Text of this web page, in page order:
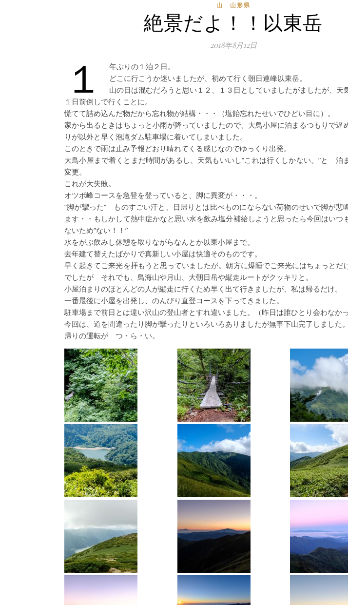
山 山形県
絶景だよ！！以東岳
2018年8月12日
１
年ぶりの１泊２日。
どこに行こうか迷いましたが、初めて行く朝日連峰以東岳。
山の日は混むだろうと思い１２、１３日としていましたがましたが、天
１日前倒しで行くことに。
慌てて詰め込んだ物だから忘れ物が結構・・・（塩飴忘れたせいでひどい目に）。
家から出るときはちょっと小雨が降っていましたので、大鳥小屋に泊まるつもりで遅
りが以外と早く泡滝ダム駐車場に着いてしまいました。
このときで雨は止み予報どおり晴れてくる感じなのでゆっくり出発。
大鳥小屋まで着くとまだ時間があるし、天気もいいし”これは行くしかない。”と 泊
変更。
これが大失敗。
オツボ峰コースを急登を登っていると、脚に異変が・・・。
”脚が攣った” ものすごい汗と、日帰りとは比べものにならない荷物のせいで脚が悲
ます・・もしかして熱中症かなと思い水を飲み塩分補給しようと思ったら今回はいつ
ないため”ない！！”
水をがぶ飲みし休憩を取りながらなんとか以東小屋まで。
去年建て替えたばかりで真新しい小屋は快適そのものです。
早く起きてご来光を拝もうと思っていましたが。朝方に爆睡でご来光にはちょっとだ
でしたが それでも、鳥海山や月山、大朝日岳や縦走ルートがクッキリと。
小屋泊まりのほとんどの人が縦走に行くため早く出て行きましたが、私は帰るだけ。
一番最後に小屋を出発し、のんびり直登コースを下ってきました。
駐車場まで前日とは違い沢山の登山者とすれ違いました。（昨日は誰ひとり会わなか
今回は、道を間違ったり脚が攣ったりといろいろありましたが無事下山完了しました。
帰りの運転が つ・ら・い。